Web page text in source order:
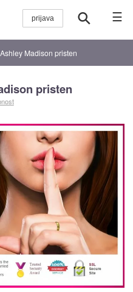
☰
Madison pristen
pristen